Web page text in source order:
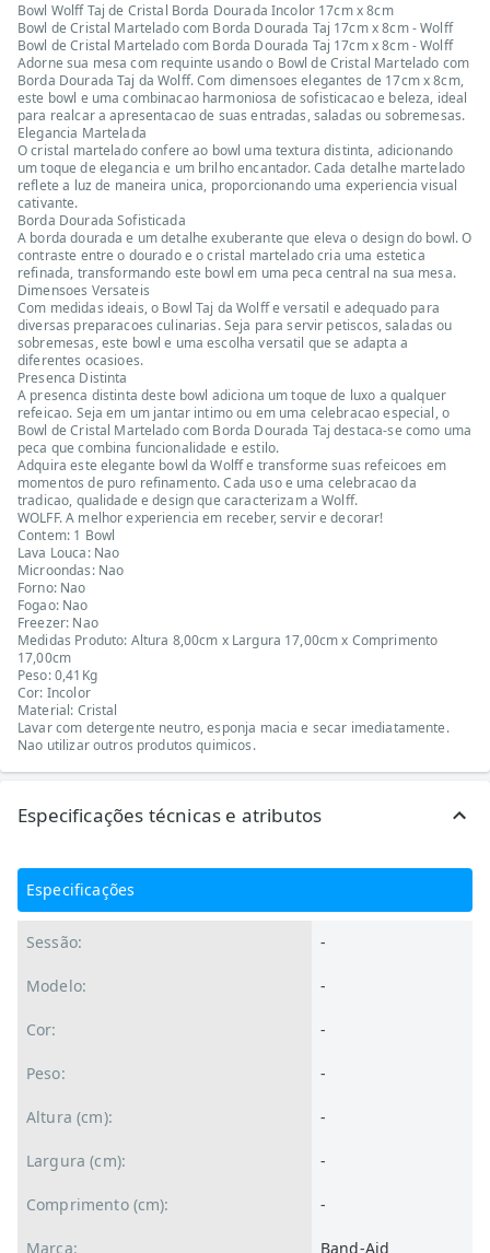
Bowl Wolff Taj de Cristal Borda Dourada Incolor 17cm x 8cm
Bowl de Cristal Martelado com Borda Dourada Taj 17cm x 8cm - Wolff
Bowl de Cristal Martelado com Borda Dourada Taj 17cm x 8cm - Wolff
Adorne sua mesa com requinte usando o Bowl de Cristal Martelado com
Borda Dourada Taj da Wolff. Com dimensoes elegantes de 17cm x 8cm,
este bowl e uma combinacao harmoniosa de sofisticacao e beleza, ideal
para realcar a apresentacao de suas entradas, saladas ou sobremesas.
Elegancia Martelada
O cristal martelado confere ao bowl uma textura distinta, adicionando
um toque de elegancia e um brilho encantador. Cada detalhe martelado
reflete a luz de maneira unica, proporcionando uma experiencia visual
cativante.
Borda Dourada Sofisticada
A borda dourada e um detalhe exuberante que eleva o design do bowl. O
contraste entre o dourado e o cristal martelado cria uma estetica
refinada, transformando este bowl em uma peca central na sua mesa.
Dimensoes Versateis
Com medidas ideais, o Bowl Taj da Wolff e versatil e adequado para
diversas preparacoes culinarias. Seja para servir petiscos, saladas ou
sobremesas, este bowl e uma escolha versatil que se adapta a
diferentes ocasioes.
Presenca Distinta
A presenca distinta deste bowl adiciona um toque de luxo a qualquer
refeicao. Seja em um jantar intimo ou em uma celebracao especial, o
Bowl de Cristal Martelado com Borda Dourada Taj destaca-se como uma
peca que combina funcionalidade e estilo.
Adquira este elegante bowl da Wolff e transforme suas refeicoes em
momentos de puro refinamento. Cada uso e uma celebracao da
tradicao, qualidade e design que caracterizam a Wolff.
WOLFF. A melhor experiencia em receber, servir e decorar!
Contem: 1 Bowl
Lava Louca: Nao
Microondas: Nao
Forno: Nao
Fogao: Nao
Freezer: Nao
Medidas Produto: Altura 8,00cm x Largura 17,00cm x Comprimento
17,00cm
Peso: 0,41Kg
Cor: Incolor
Material: Cristal
Lavar com detergente neutro, esponja macia e secar imediatamente.
Nao utilizar outros produtos quimicos.
Especificações técnicas e atributos
Especificações
Sessão: -
Modelo: -
Cor: -
Peso: -
Altura (cm): -
Largura (cm): -
Comprimento (cm): -
Marca: Band-Aid